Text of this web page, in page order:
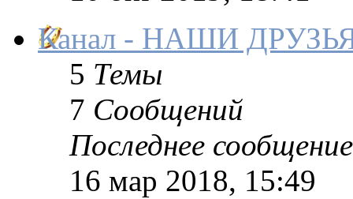
Канал - НАШИ
5 Темы
7 Сообщений
Последнее сообщение
16 мар 2018, 15:49